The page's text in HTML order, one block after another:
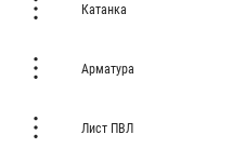
Катанка
Арматура
Лист ПВЛ